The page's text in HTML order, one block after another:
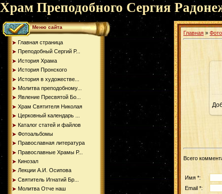
Храм Преподобного Сергия
Меню сайта
Главная страница
Преподобный Сергий Р...
История Храма
История Пронского
История в художестве...
Молитва преподобному...
Явление Пресвятой Бо...
Храм Святителя Николая
Церковный календарь ...
Каталог статей и файлов
Фотоальбомы
Православная литература
Православные Храмы Р...
Кинозал
Лекции А.И. Осипова
Святитель Игнатий Бр...
Молитва Отче наш
Главная »
Всего
Имя *:
Email *: